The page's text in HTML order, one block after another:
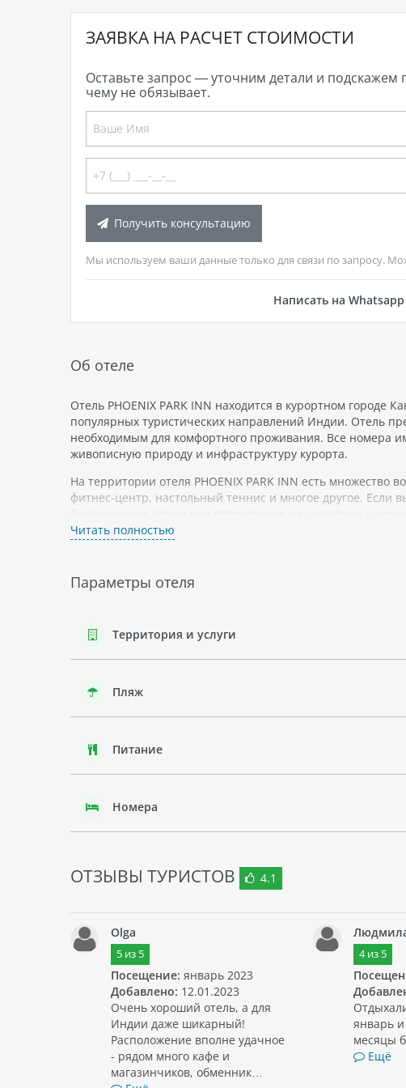
ЗАЯВКА НА РАСЧЕТ СТОИМОСТИ
Оставьте запрос — уточним детали и
чему не обязывает.
Получить консультацию
Мы используем ваши данные только для связи по запросу.
Написать на Whatsapp
Об отеле
Отель PHOENIX PARK INN находится в курортном городе
популярных туристических направлений Индии. Отель
необходимым для комфортного проживания. Все номера
живописную природу и инфраструктуру курорта.
На территории отеля PHOENIX PARK INN есть множество
фитнес-центр, настольный теннис и многое другое. Если
близлежащие пляжи или отправиться на экскурсии в
Отель предоставляет удобства для всех категорий
международной кухни.
Читать полностью
Параметры отеля
Территория и услуги
Пляж
Питание
Номера
ОТЗЫВЫ ТУРИСТОВ 4.1
Olga
5из 5
Посещение: январь 2023
Добавлено: 12.01.2023
Очень хороший отель, а для
Индии даже шикарный!
Расположение вполне удачное
- рядом много кафе и
магазинчиков, обменник…
4из 5
январь и
месяцы
Ещё